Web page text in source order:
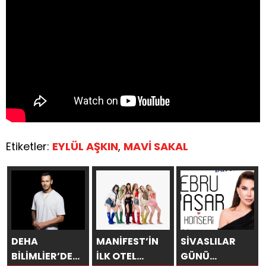
Etiketler: EYLÜL AŞKIN, MAVİ SAKAL
DEHA
BİLİMLİER’DEN
MANİFEST’İN
İLK OTEL
SİVASLILAR
GÜNÜ